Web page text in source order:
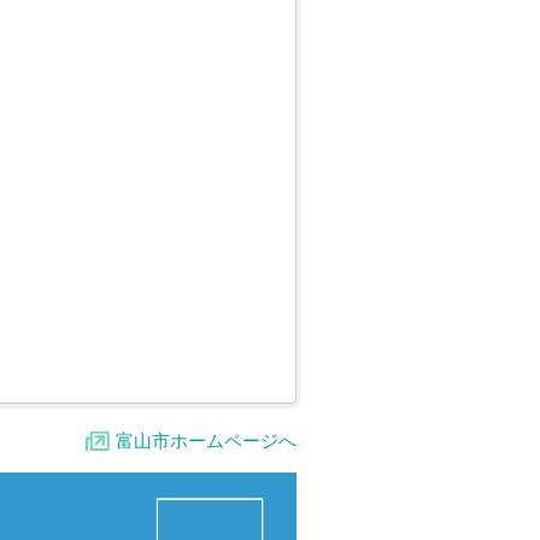
富山市ホームページへ